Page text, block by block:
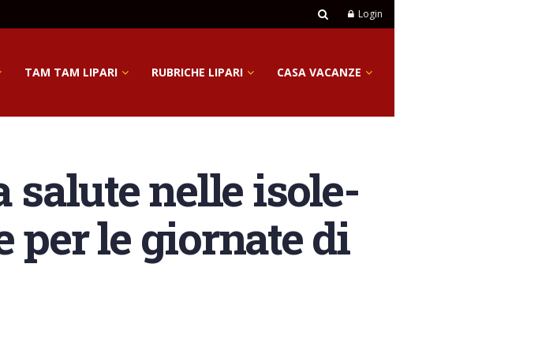
Login
TAM TAM LIPARI RUBRICHE LIPARI CASA VACANZE
nelle isole-
per le giornate di